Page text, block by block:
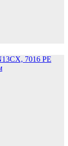
7016 PE